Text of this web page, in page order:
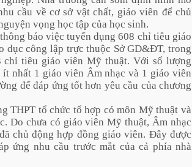
cầu về cơ sở vật chất, giáo viên để chủ
vọng học tập của học sinh.
báo việc tuyển dụng 608 chỉ tiêu giáo
dục công lập trực thuộc Sở GD&ĐT, trong
tiêu giáo viên Mỹ thuật. Với số lượng
nhất 1 giáo viên Âm nhạc và 1 giáo viên
để đáp ứng tốt hơn yêu cầu của chương
THPT tổ chức tổ hợp có môn Mỹ thuật và
Do chưa có giáo viên Mỹ thuật, Âm nhạc
chủ động hợp đồng giáo viên. Đây được
ứng nhu cầu trước mắt của cả phía nhà